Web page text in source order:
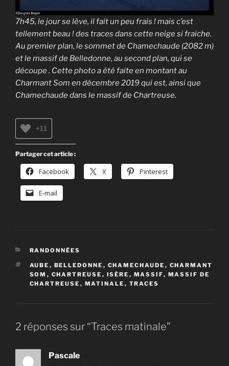
7h45, le jour se lève, il fait un peu frais ! mais c’est
tellement beau ! des traces dans cette neige si fraiche.
Au premier plan, le sommet de Chamechaude (2082 m)
et le massif de Belledonne, au second plan, qui se
découpe . Cette photo a été faite en montant au
Charmant Som en décembre 2019 qui est, ainsi que
Chamechaude dans le massif de Chartreuse.
+11
Partager cet article :
Facebook X Pinterest
E-mail
CATÉGORIES
RANDONNÉES
ÉTIQUETTES
AUBE , BELLEDONNE , CHAMECHAUDE , CHARMANT
SOM , CHARTREUSE , ISÈRE , MASSIF, MASSIF DE
CHARTREUSE , MATINALE , TRACES
2 réponses sur “Traces matinale”
Pascale